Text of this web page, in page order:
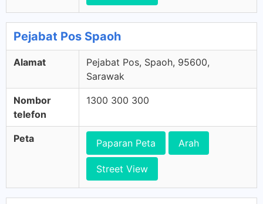
Pejabat Pos Spaoh
Alamat
Pejabat Pos, Spaoh, 95600,
Sarawak
Nombor
telefon
1300 300 300
Peta Paparan Peta Arah
Street View